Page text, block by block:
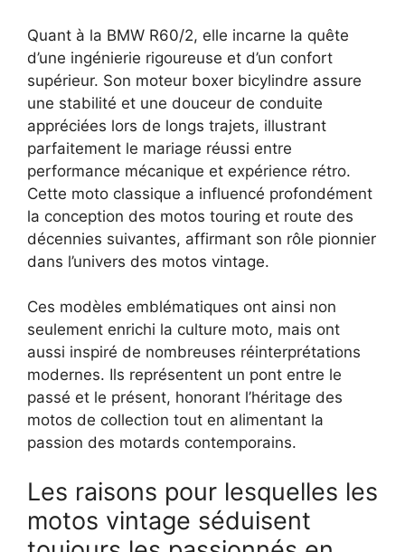
Quant à la BMW R60/2, elle incarne la quête
d’une ingénierie rigoureuse et d’un confort
supérieur. Son moteur boxer bicylindre assure
une stabilité et une douceur de conduite
appréciées lors de longs trajets, illustrant
parfaitement le mariage réussi entre
performance mécanique et expérience rétro.
Cette moto classique a influencé profondément
la conception des motos touring et route des
décennies suivantes, affirmant son rôle pionnier
dans l’univers des motos vintage.
Ces modèles emblématiques ont ainsi non
seulement enrichi la culture moto, mais ont
aussi inspiré de nombreuses réinterprétations
modernes. Ils représentent un pont entre le
passé et le présent, honorant l’héritage des
motos de collection tout en alimentant la
passion des motards contemporains.
Les raisons pour lesquelles les
motos vintage séduisent